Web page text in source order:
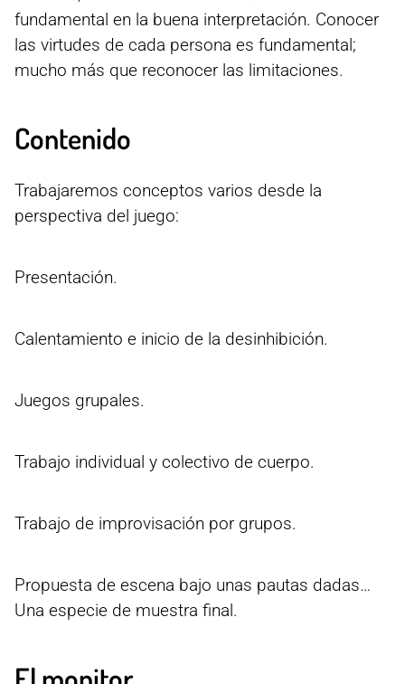
fundamental en la buena interpretación. Conocer
las virtudes de cada persona es fundamental;
mucho más que reconocer las limitaciones.
Contenido
Trabajaremos conceptos varios desde la
perspectiva del juego:
Presentación.
Calentamiento e inicio de la desinhibición.
Juegos grupales.
Trabajo individual y colectivo de cuerpo.
Trabajo de improvisación por grupos.
Propuesta de escena bajo unas pautas dadas…
Una especie de muestra final.